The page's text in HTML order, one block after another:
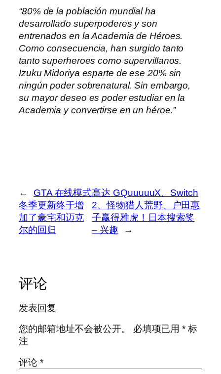
“80% de la población mundial ha
desarrollado superpoderes y son
entrenados en la Academia de Héroes.
Como consecuencia, han surgido tanto
tanto superheroes como supervillanos.
Izuku Midoriya esparte de ese 20% sin
ningún poder sobrenatural. Sin embargo,
su mayor deseo es poder estudiar en la
Academia y convertirse en un héroe.”
←
GTA 在线模式
冬季更新终于增
加了豪宅和迈克
尔的回归
高达 GQuuuuuX、Switch
2、怪物猎人荒野、户田惠
子赢得雅虎！日本搜索奖
– 兴趣
→
评论
发表回复
您的邮箱地址不会被公开。
必填项已用* 标
注
评论 *